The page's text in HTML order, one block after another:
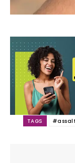
TAGS